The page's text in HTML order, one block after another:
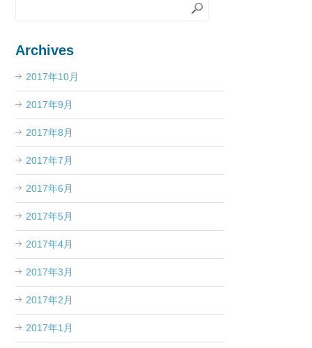
Archives
2017年10月
2017年9月
2017年8月
2017年7月
2017年6月
2017年5月
2017年4月
2017年3月
2017年2月
2017年1月